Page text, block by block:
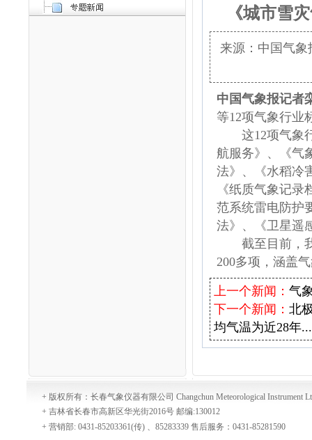
《城市雪
来源：中国气
中国气象报记者
等12项气象行业
这12项气象行
航服务》、《气
法》、《水稻冷
《纸质气象记
范系统雷电防护
法》、《卫星遥
截至目前，我
200多项，涵盖
上一个新闻： 气
下一个新闻： 北
均气温为近28年...
+ 版权所有：长春气象仪器有限公司 Changchun Meteorological Instrument
+ 吉林省长春市高新区华光街2016号 邮编:130012
+ 营销部: 0431-85203361(传) 、85283339 售后服务：0431-85281590